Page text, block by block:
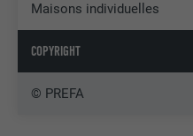
Maisons individuelles
COPYRIGHT
© PREFA